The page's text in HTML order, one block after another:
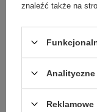
Kod produktu
RV-
Marka
typ produktu
casual
okazja
wzór
paski
znaleźć także na